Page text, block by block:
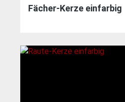
Fächer-Kerze einfarbig